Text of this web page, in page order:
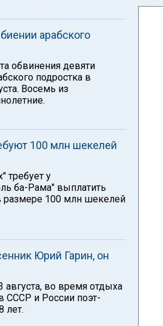
арабского
обвинения девяти
подростка в
Восемь из
100 млн шекелей
требует у
ба-Рама" выплатить
100 млн шекелей
Юрий Гарин, он
во время отдыха
СССР и России поэт-
лет.